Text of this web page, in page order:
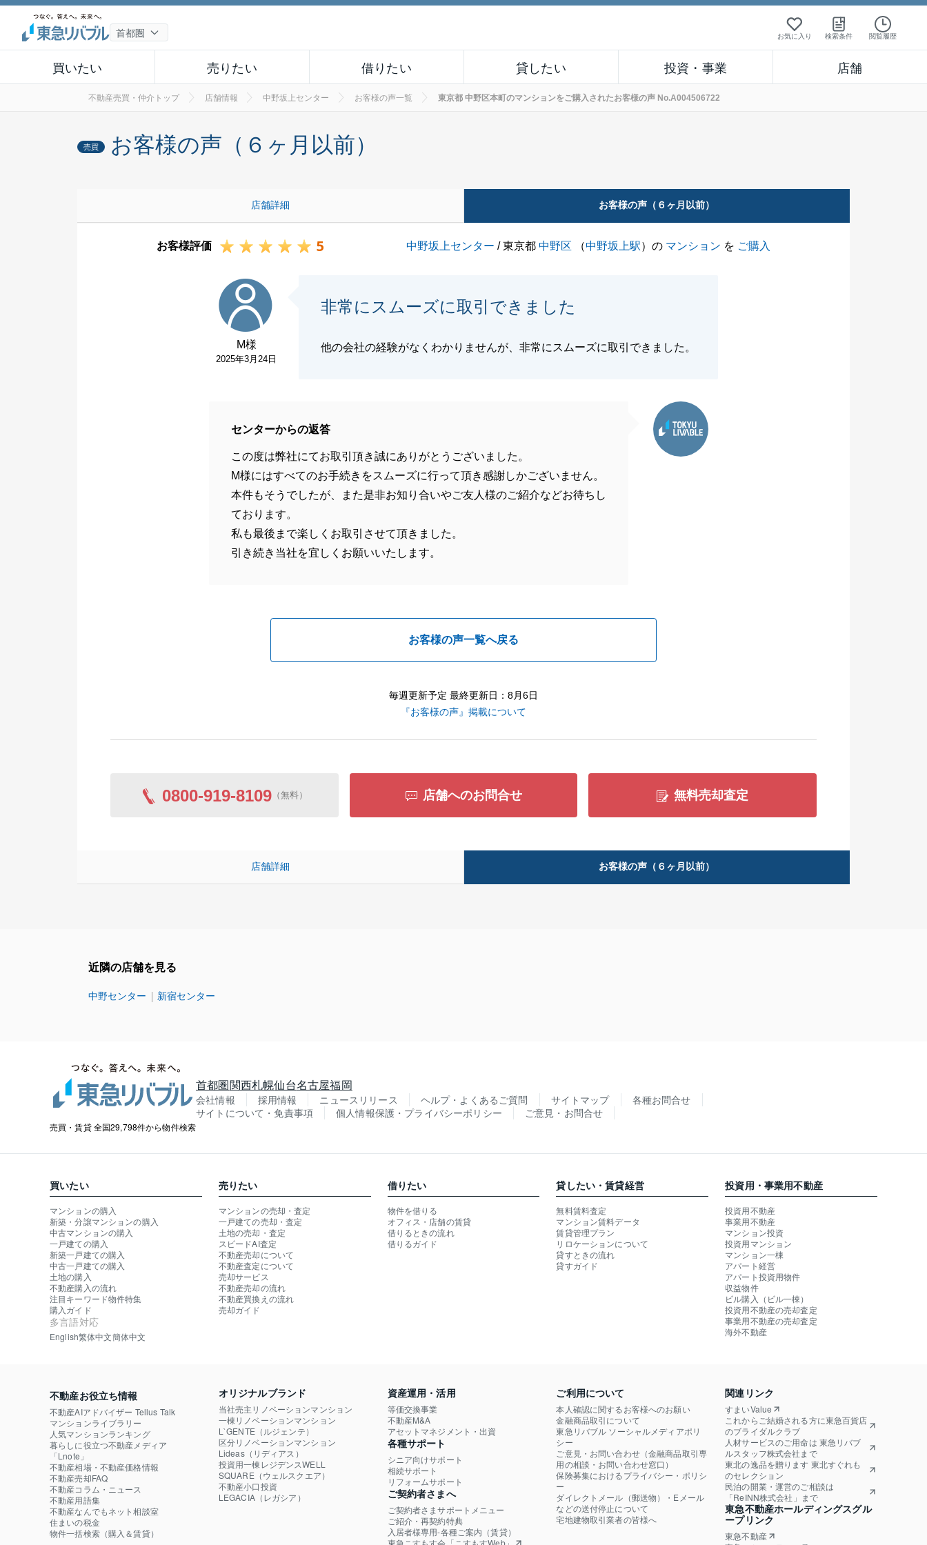
お気に入り 検索条件 閲覧履歴
買いたい 売りたい 借りたい 貸したい 投資・事業 店舗
不動産売買・仲介トップ 店舗情報 中野坂上センター お客様の声一覧 東京都 中野区本町のマンションをご購入されたお客様の声 No.A004506722
売買 お客様の声（６ヶ月以前）
店舗詳細 お客様の声（６ヶ月以前）
お客様評価 5 中野坂上センター / 東京都中野区 （中野坂上駅）の マンション を ご購入
M様
2025年3月24日
非常にスムーズに取引できました
他の会社の経験がなくわかりませんが、非常にスムーズに取引できました。
センターからの返答
この度は弊社にてお取引頂き誠にありがとうございました。
M様にはすべてのお手続きをスムーズに行って頂き感謝しかございません。
本件もそうでしたが、また是非お知り合いやご友人様のご紹介などお待ちし
ております。
私も最後まで楽しくお取引させて頂きました。
引き続き当社を宜しくお願いいたします。
お客様の声一覧へ戻る
毎週更新予定 最終更新日：8月6日
『お客様の声』掲載について
0800-919-8109 （無料） 店舗へのお問合せ 無料売却査定
店舗詳細 お客様の声（６ヶ月以前）
近隣の店舗を見る
中野センター 新宿センター
売買・賃貸 全国29,798件から物件検索
首都圏関西札幌仙台名古屋福岡
会社情報 採用情報 ニュースリリース ヘルプ・よくあるご質問 サイトマップ
各種お問合せ
サイトについて・免責事項
個人情報保護・プライバシーポリシー ご意見・お問合せ
買いたい
マンションの購入
新築・分譲マンションの購入
中古マンションの購入
一戸建ての購入
新築一戸建ての購入
中古一戸建ての購入
土地の購入
不動産購入の流れ
注目キーワード物件特集
購入ガイド
多言語対応
English繁体中文簡体中文
売りたい
マンションの売却・査定
一戸建ての売却・査定
土地の売却・査定
スピードAI査定
不動産売却について
不動産査定について
売却サービス
不動産売却の流れ
不動産買換えの流れ
売却ガイド
借りたい
物件を借りる
オフィス・店舗の賃貸
借りるときの流れ
借りるガイド
貸したい・賃貸経営
無料賃料査定
マンション賃料データ
賃貸管理プラン
リロケーションについて
貸すときの流れ
貸すガイド
投資用・事業用不動産
投資用不動産
事業用不動産
マンション投資
投資用マンション
マンション一棟
アパート経営
アパート投資用物件
収益物件
ビル購入（ビル一棟）
投資用不動産の売却査定
事業用不動産の売却査定
海外不動産
不動産お役立ち情報
不動産AIアドバイザー Tellus Talk
マンションライブラリー
人気マンションランキング
暮らしに役立つ不動産メディア
「Lnote」
不動産相場・不動産価格情報
不動産売却FAQ
不動産コラム・ニュース
不動産用語集
不動産なんでもネット相談室
住まいの税金
物件一括検索（購入＆賃貸）
オリジナルブランド
当社売主リノベーションマンション
一棟リノベーションマンション
L`GENTE（ルジェンテ）
区分リノベーションマンション
Lideas（リディアス）
投資用一棟レジデンスWELL
SQUARE（ウェルスクエア）
不動産小口投資
LEGACIA（レガシア）
資産運用・活用
等価交換事業
不動産M&A
アセットマネジメント・出資
各種サポート
シニア向けサポート
相続サポート
リフォームサポート
ご契約者さまへ
ご契約者さまサポートメニュー
ご紹介・再契約特典
入居者様専用-各種ご案内（賃貸）
東急こすもす会「こすもすWeb」
ご利用について
本人確認に関するお客様へのお願い
金融商品取引について
東急リバブル ソーシャルメディアポリ
シー
ご意見・お問い合わせ（金融商品取引専
用の相談・お問い合わせ窓口）
保険募集におけるプライバシー・ポリシ
ー
ダイレクトメール（郵送物）・Eメール
などの送付停止について
宅地建物取引業者の皆様へ
関連リンク
すまいValue
これからご結婚される方に東急百貨店
のブライダルクラブ
人材サービスのご用命は 東急リバブ
ルスタッフ株式会社まで
東北の逸品を贈ります 東北すぐれも
のセレクション
民泊の開業・運営のご相談は
「ReINN株式会社」まで
東急不動産ホールディングスグル
ープリンク
東急不動産